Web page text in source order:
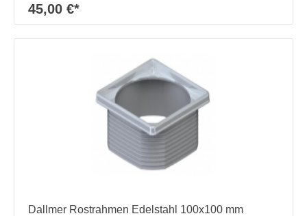
45,00 €*
Dallmer Rostrahmen Edelstahl 100x100 mm